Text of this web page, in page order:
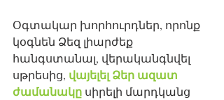
Օգտակար խորհուրդներ, որոնք
կօգնեն Ձեզ լիարժեք
հանգստանալ, վերականգնվել
սթրեսից, վայելել Ձեր ազատ
ժամանակը սիրելի մարդկանց